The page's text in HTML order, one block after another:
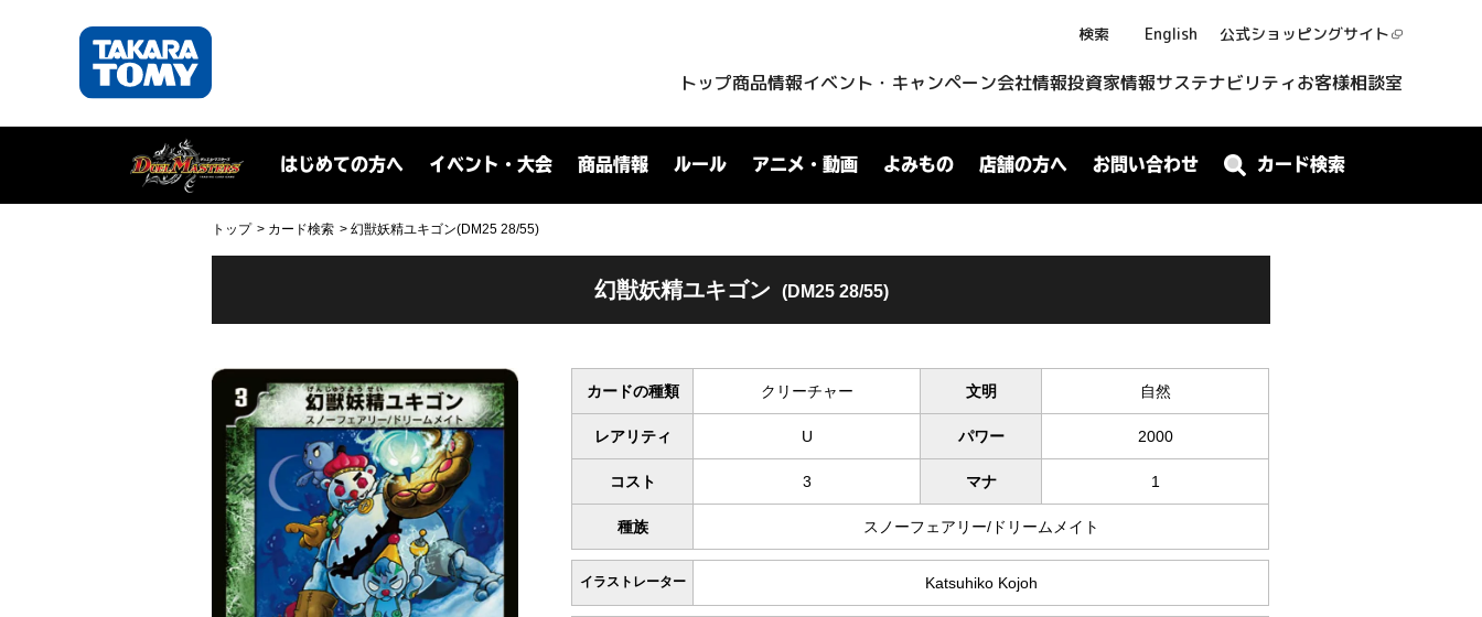
検索 English 公式ショッピングサイト
トップ商品情報イベント・キャンペーン会社情報投資家情報サステナビリティお客様相談室
はじめての方へ イベント・大会 商品情報 ルール アニメ・動画 よみもの 店舗の方へ お問い合わせ カード検索
トップ カード検索 幻獣妖精ユキゴン(DM25 28/55)
幻獣妖精ユキゴン (DM25 28/55)
カードの種類 クリーチャー 文明 自然
レアリティ U パワー 2000
コスト 3 マナ 1
種族 スノーフェアリー/ドリームメイト
イラストレーター Katsuhiko Kojoh